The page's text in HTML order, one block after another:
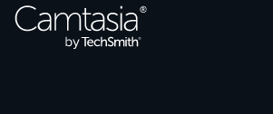
Passer
directement